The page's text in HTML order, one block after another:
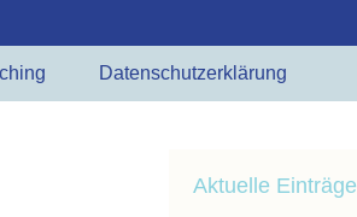
Datenschutzerklärung
Aktuelle Einträge